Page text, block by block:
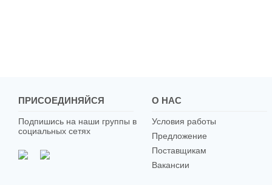
ПРИСОЕДИНЯЙСЯ
Подпишись на наши группы в
социальных сетях
О НАС
Условия работы
Предложение
Поставщикам
Вакансии